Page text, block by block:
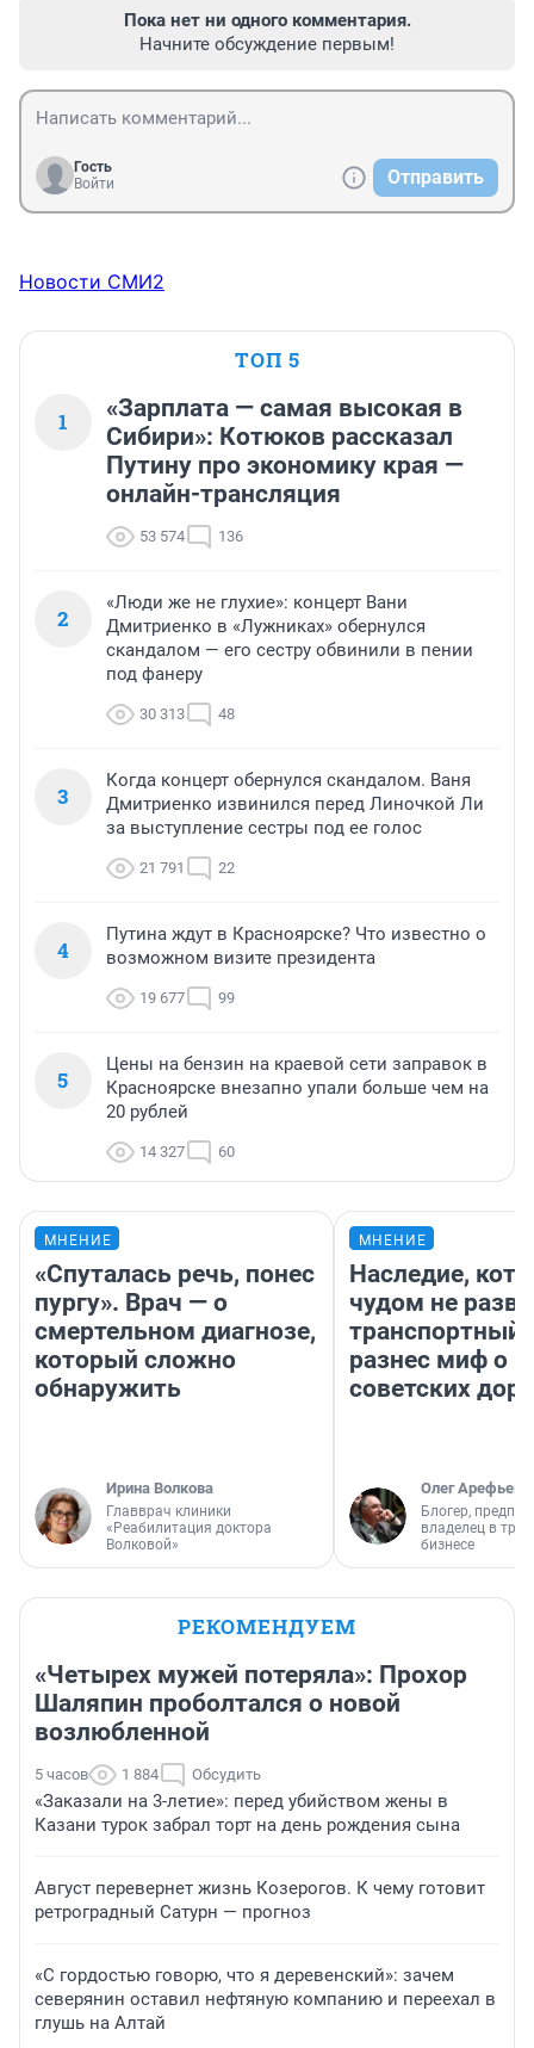
Пока нет ни одного комментария.
Начните обсуждение первым!
Гость
Войти
Отправить
Новости СМИ2
ТОП 5
1
«Зарплата — самая высокая в
Сибири»: Котюков рассказал
Путину про экономику края —
онлайн-трансляция
53 574 136
2
«Люди же не глухие»: концерт Вани
Дмитриенко в «Лужниках» обернулся
скандалом — его сестру обвинили в пении
под фанеру
30 313 48
3
Когда концерт обернулся скандалом. Ваня
Дмитриенко извинился перед Линочкой Ли
за выступление сестры под ее голос
21 791 22
4
Путина ждут в Красноярске? Что известно о
возможном визите президента
19 677 99
5
Цены на бензин на краевой сети заправок в
Красноярске внезапно упали больше чем на
20 рублей
14 327 60
МНЕНИЕ
«Спуталась речь, понес
пургу». Врач — о
смертельном диагнозе,
который сложно
обнаружить
Ирина Волкова
Главврач клиники
«Реабилитация доктора
Волковой»
МНЕНИЕ
Наследие,
чудом не
транспортный
разнес миф о
советских
Олег Арефьев
Блогер,
владелец в
бизнесе
РЕКОМЕНДУЕМ
«Четырех мужей потеряла»: Прохор
Шаляпин проболтался о новой
возлюбленной
5 часов 1 884 Обсудить
«Заказали на 3-летие»: перед убийством жены в
Казани турок забрал торт на день рождения сына
Август перевернет жизнь Козерогов. К чему готовит
ретроградный Сатурн — прогноз
«С гордостью говорю, что я деревенский»: зачем
северянин оставил нефтяную компанию и переехал в
глушь на Алтай